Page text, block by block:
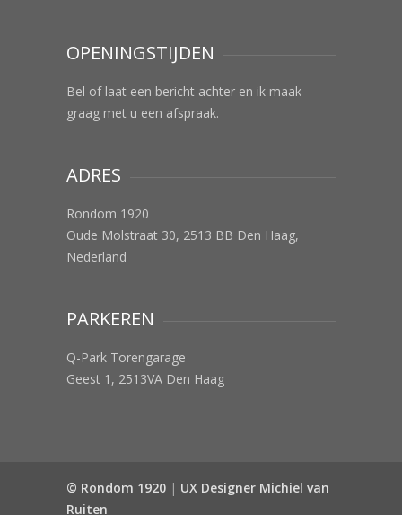
OPENINGSTIJDEN
Bel of laat een bericht achter en ik maak
graag met u een afspraak.
ADRES
Rondom 1920
Oude Molstraat 30, 2513 BB Den Haag,
Nederland
PARKEREN
Q-Park Torengarage
Geest 1, 2513VA Den Haag
© Rondom 1920 | UX Designer Michiel van
Ruiten